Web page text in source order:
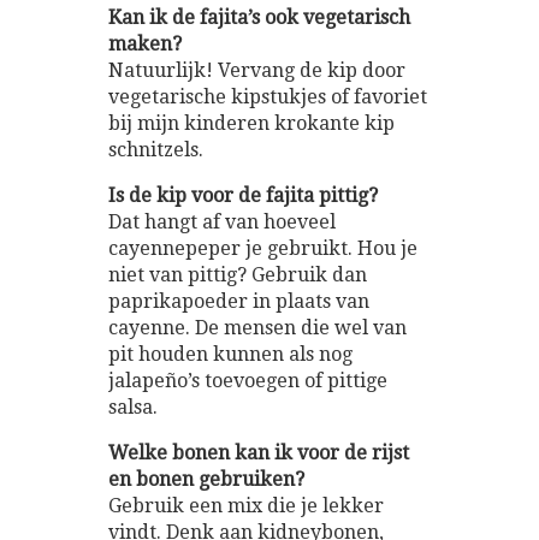
Kan ik de fajita’s ook vegetarisch
maken?
Natuurlijk! Vervang de kip door
vegetarische kipstukjes of favoriet
bij mijn kinderen krokante kip
schnitzels.
Is de kip voor de fajita pittig?
Dat hangt af van hoeveel
cayennepeper je gebruikt. Hou je
niet van pittig? Gebruik dan
paprikapoeder in plaats van
cayenne. De mensen die wel van
pit houden kunnen als nog
jalapeño’s toevoegen of pittige
salsa.
Welke bonen kan ik voor de rijst
en bonen gebruiken?
Gebruik een mix die je lekker
vindt. Denk aan kidneybonen,